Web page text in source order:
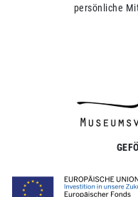
persönliche